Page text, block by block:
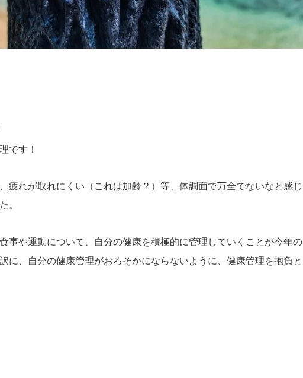
です！
疲れが取れにくい（これは加齢？）等、体調面で万全でないなと感じ
。
事や運動について、自分の健康を積極的に管理していくことが今年の
に、自分の健康管理がおろそかにならないように、健康管理を抱負と